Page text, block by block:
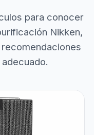
para conocer
Nikken,